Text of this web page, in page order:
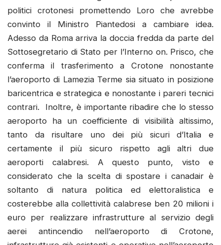
politici crotonesi promettendo Loro che avrebbe
convinto il Ministro Piantedosi a cambiare idea.
Adesso da Roma arriva la doccia fredda da parte del
Sottosegretario di Stato per l’Interno on. Prisco, che
conferma il trasferimento a Crotone nonostante
l’aeroporto di Lamezia Terme sia situato in posizione
baricentrica e strategica e nonostante i pareri tecnici
contrari. Inoltre, è importante ribadire che lo stesso
aeroporto ha un coefficiente di visibilità altissimo,
tanto da risultare uno dei più sicuri d’Italia e
certamente il più sicuro rispetto agli altri due
aeroporti calabresi. A questo punto, visto e
considerato che la scelta di spostare i canadair è
soltanto di natura politica ed elettoralistica e
costerebbe alla collettività calabrese ben 20 milioni i
euro per realizzare infrastrutture al servizio degli
aerei antincendio nell’aeroporto di Crotone,